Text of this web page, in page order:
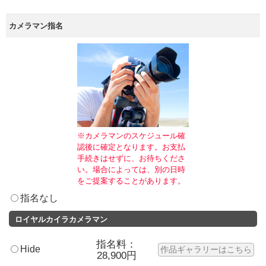
カメラマン指名
※カメラマンのスケジュール確
認後に確定となります。お支払
手続きはせずに、お待ちくださ
い。場合によっては、別の日時
をご提案することがあります。
指名なし
ロイヤルカイラカメラマン
Hide
指名料：
28,900円
作品ギャラリーはこちら